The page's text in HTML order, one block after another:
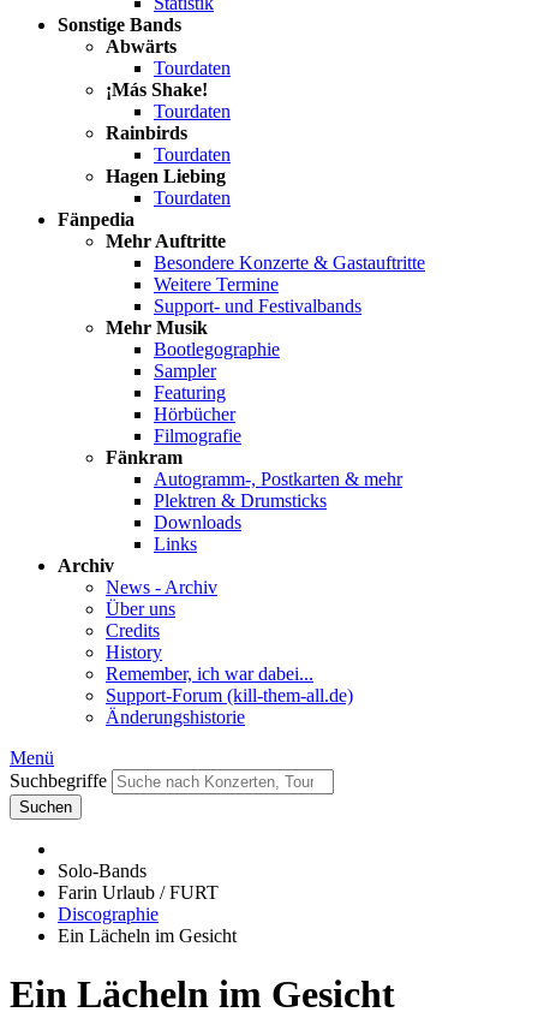
Sonstige Bands
Abwärts
Tourdaten
¡Más Shake!
Tourdaten
Rainbirds
Tourdaten
Hagen Liebing
Tourdaten
Fänpedia
Mehr Auftritte
Besondere Konzerte & Gastauftritte
Weitere Termine
Support- und Festivalbands
Mehr Musik
Bootlegographie
Sampler
Featuring
Hörbücher
Filmografie
Fänkram
Autogramm-, Postkarten & mehr
Plektren & Drumsticks
Downloads
Links
Archiv
News - Archiv
Über uns
Credits
History
Remember, ich war dabei...
Support-Forum (kill-them-all.de)
Änderungshistorie
Menü
Suchbegriffe
Suchen
Solo-Bands
Farin Urlaub / FURT
Discographie
Ein Lächeln im Gesicht
Ein Lächeln im Gesicht